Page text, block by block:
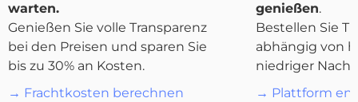
warten.
Genießen Sie volle Transparenz
bei den Preisen und sparen Sie
bis zu 30% an Kosten.
→ Frachtkosten berechnen
genießen.
Bestellen Sie
abhängig von
niedriger
→ Plattform